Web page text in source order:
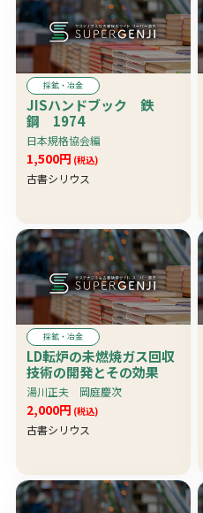
採鉱・冶金
JISハンドブック 鉄
鋼 1974
日本規格協会編
1,500円 (税込)
古書シリウス
採鉱・冶金
LD転炉の未燃焼ガス回収
技術の開発とその効果
湯川正夫 岡庭慶次
2,000円 (税込)
古書シリウス